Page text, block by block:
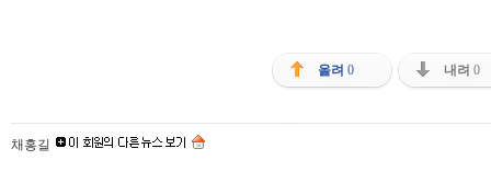
올려 0 내려 0
채홍길